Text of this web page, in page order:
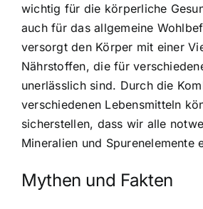
wichtig für die körperliche
auch für das allgemeine
versorgt den Körper mit einer
Nährstoffen, die für
unerlässlich sind. Durch die
verschiedenen Lebensmitteln
sicherstellen, dass wir alle
Mineralien und Spurenelemente
Mythen und Fakten